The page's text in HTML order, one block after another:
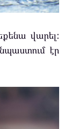
վարել:
էր